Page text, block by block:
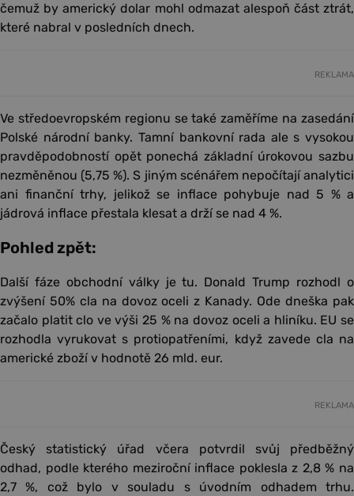
čemuž by americký dolar mohl odmazat alespoň část ztrát,
které nabral v posledních dnech.
REKLAMA
Ve středoevropském regionu se také zaměříme na zasedání
Polské národní banky. Tamní bankovní rada ale s vysokou
pravděpodobností opět ponechá základní úrokovou sazbu
nezměněnou (5,75 %). S jiným scénářem nepočítají analytici
ani finanční trhy, jelikož se inflace pohybuje nad 5 % a
jádrová inflace přestala klesat a drží se nad 4 %.
Pohled zpět:
Další fáze obchodní války je tu. Donald Trump rozhodl o
zvýšení 50% cla na dovoz oceli z Kanady. Ode dneška pak
začalo platit clo ve výši 25 % na dovoz oceli a hliníku. EU se
rozhodla vyrukovat s protiopatřeními, když zavede cla na
americké zboží v hodnotě 26 mld. eur.
REKLAMA
Český statistický úřad včera potvrdil svůj předběžný
odhad, podle kterého meziroční inflace poklesla z 2,8 % na
2,7 %, což bylo v souladu s úvodním odhadem trhu.